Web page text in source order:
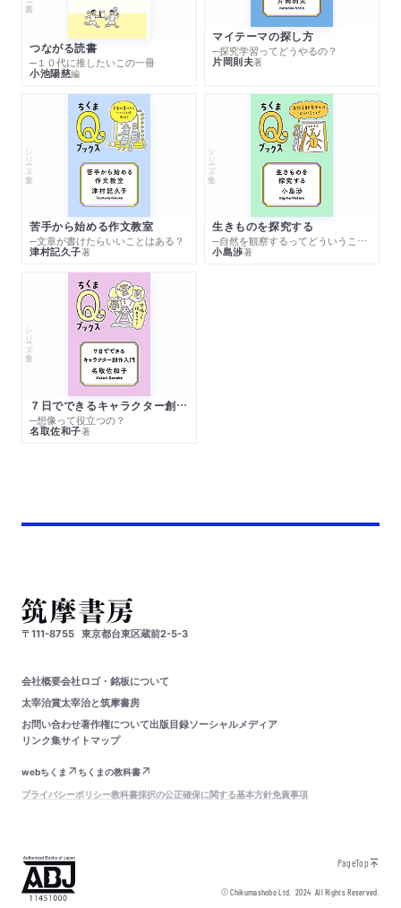
つながる読書
─１０代に推したいこの一冊
小池陽慈編
マイテーマの探し方
─探究学習ってどうやるの？
片岡則夫著
シリーズ・全集
苦手から始める作文教室
─文章が書けたらいいことはある？
津村記久子著
シリーズ・全集
生きものを探究する
─自然を観察するってどういうこと？
小島渉著
シリーズ・全集
７日でできるキャラクター創作入門
─想像って役立つの？
名取佐和子著
〒111-8755 東京都台東区蔵前2-5-3
会社概要会社ロゴ・銘板について
太宰治賞太宰治と筑摩書房
お問い合わせ著作権について出版目録ソーシャルメディア
リンク集サイトマップ
webちくま
ちくまの教科書
プライバシーポリシー教科書採択の公正確保に関する基本方針免責事項
PageTop
© Chikumashobo Ltd.2024 All Rights Reserved.